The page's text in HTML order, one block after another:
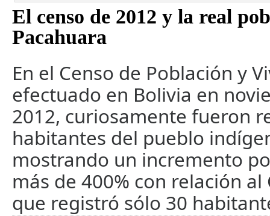
El censo de 2012 y la real
Pacahuara
En el Censo de Población y
efectuado en Bolivia en
2012, curiosamente fueron
habitantes del pueblo
mostrando un incremento
más de 400% con relación al
que registró sólo 30